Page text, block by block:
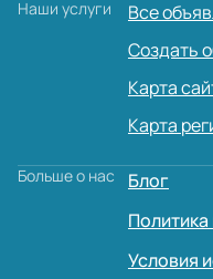
Наши услуги
Все
Создать
Карта
Карта
Больше о нас
Блог
Условия